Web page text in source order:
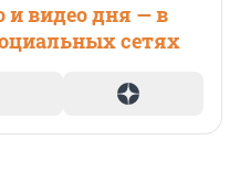
видео дня — в
сетях